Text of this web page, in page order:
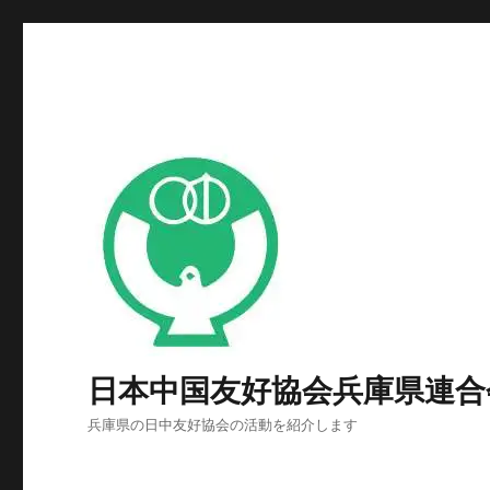
日本中国友好協会兵庫県連
兵庫県の日中友好協会の活動を紹介します